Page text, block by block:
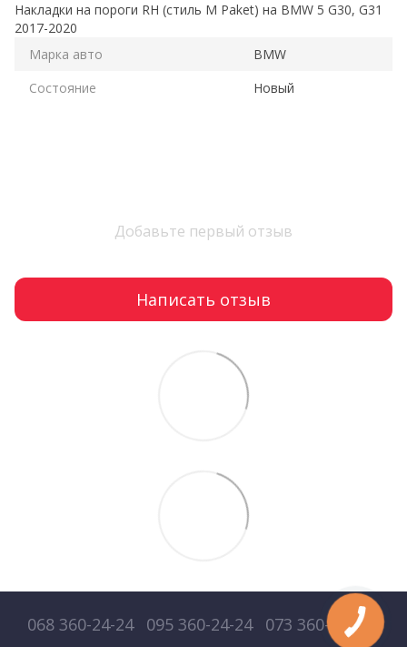
Накладки на пороги RH (стиль M Paket) на BMW 5 G30, G31
2017-2020
Марка авто
BMW
Состояние
Новый
Добавьте первый отзыв
Написать отзыв
068 360-24-24 095 360-24-24 073 360-24-24